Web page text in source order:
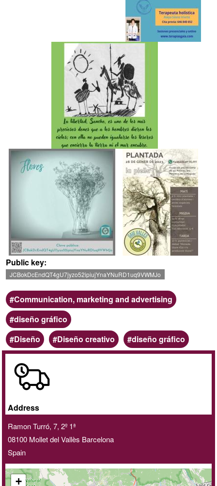
Public key
JCBokDcEndQT4gU7jyzo52ipiujYnaYNuRD1uq9VWMJo
Scope
Communication, marketing and advertising
Categoria
diseño gráfico
Keywords
Diseño Diseño creativo diseño gráfico
Online
Home
delivery
Address
Ramon Turró, 7, 2º 1ª
08100 Mollet del Vallès Barcelona
Spain
+